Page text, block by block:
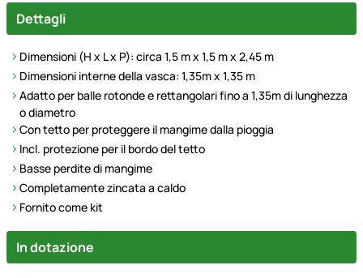
Dettagli
Dimensioni (H x L x P): circa 1,5 m x 1,5 m x 2,45 m
Dimensioni interne della vasca: 1,35m x 1,35 m
Adatto per balle rotonde e rettangolari fino a 1,35m di lunghezza
o diametro
Con tetto per proteggere il mangime dalla pioggia
Incl. protezione per il bordo del tetto
Basse perdite di mangime
Completamente zincata a caldo
Fornito come kit
In dotazione